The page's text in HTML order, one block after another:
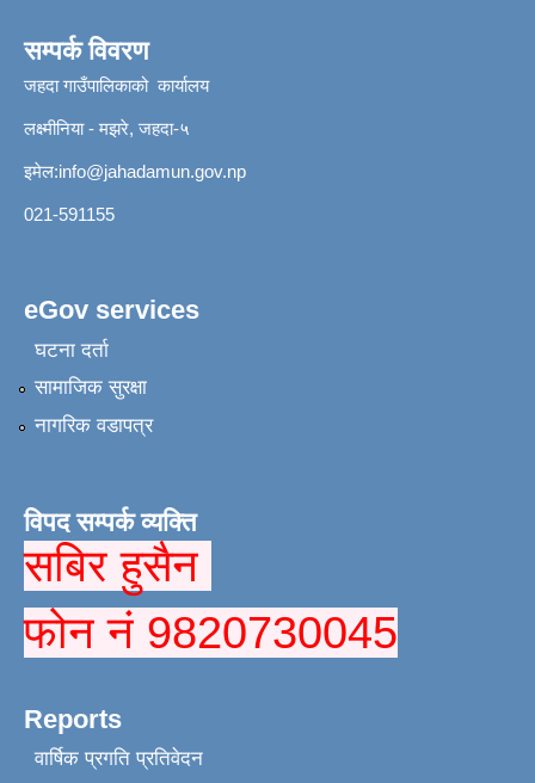
सम्पर्क विवरण
जहदा गाउँपालिकाको कार्यालय
लक्ष्मीनिया - मझरे, जहदा-५
इमेल:info@jahadamun.gov.np
021-591155
eGov services
घटना दर्ता
सामाजिक सुरक्षा
नागरिक वडापत्र
विपद सम्पर्क व्यक्ति
सबिर हुसैन
फोन नं 9820730045
Reports
वार्षिक प्रगति प्रतिवेदन